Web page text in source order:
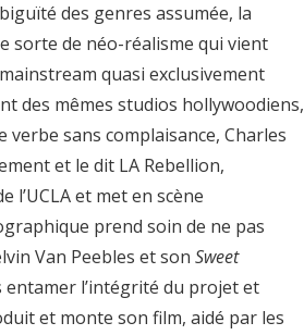
des genres assumée, la
sorte de néo-réalisme qui vient
quasi exclusivement
des mêmes studios hollywoodiens,
sans complaisance, Charles
et le dit LA Rebellion,
l’UCLA et met en scène
prend soin de ne pas
Van Peebles et son Sweet
entamer l’intégrité du projet et
et monte son film, aidé par les